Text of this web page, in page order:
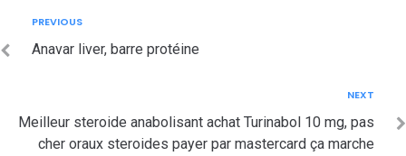
navigation
Previous
PREVIOUS
Anavar liver, barre protéine
NEXT
Meilleur steroide anabolisant achat Turinabol 10 mg, pas
cher oraux steroides payer par mastercard ça marche